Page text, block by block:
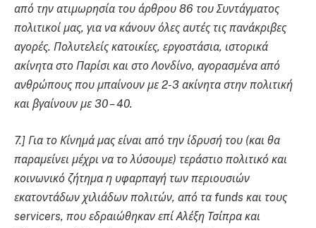
από την ατιμωρησία του άρθρου 86 του Συντάγματος
πολιτικοί μας, για να κάνουν όλες αυτές τις πανάκριβες
αγορές. Πολυτελείς κατοικίες, εργοστάσια, ιστορικά
ακίνητα στο Παρίσι και στο Λονδίνο, αγορασμένα από
ανθρώπους που μπαίνουν με 2-3 ακίνητα στην πολιτική
και βγαίνουν με 30 – 40.
7.] Για το Κίνημά μας είναι από την ίδρυσή του (και θα
παραμείνει μέχρι να το λύσουμε) τεράστιο πολιτικό και
κοινωνικό ζήτημα η υφαρπαγή των περιουσιών
εκατοντάδων χιλιάδων πολιτών, από τα funds και τους
servicers, που εδραιώθηκαν επί Αλέξη Τσίπρα και